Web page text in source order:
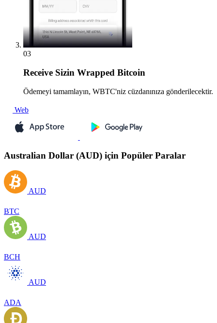
03
Receive Sizin Wrapped Bitcoin
Ödemeyi tamamlayın, WBTC'niz cüzdanınıza gönderilecektir.
Web
Australian Dollar (AUD) için Popüler Paralar
AUD
BTC
AUD
BCH
AUD
ADA